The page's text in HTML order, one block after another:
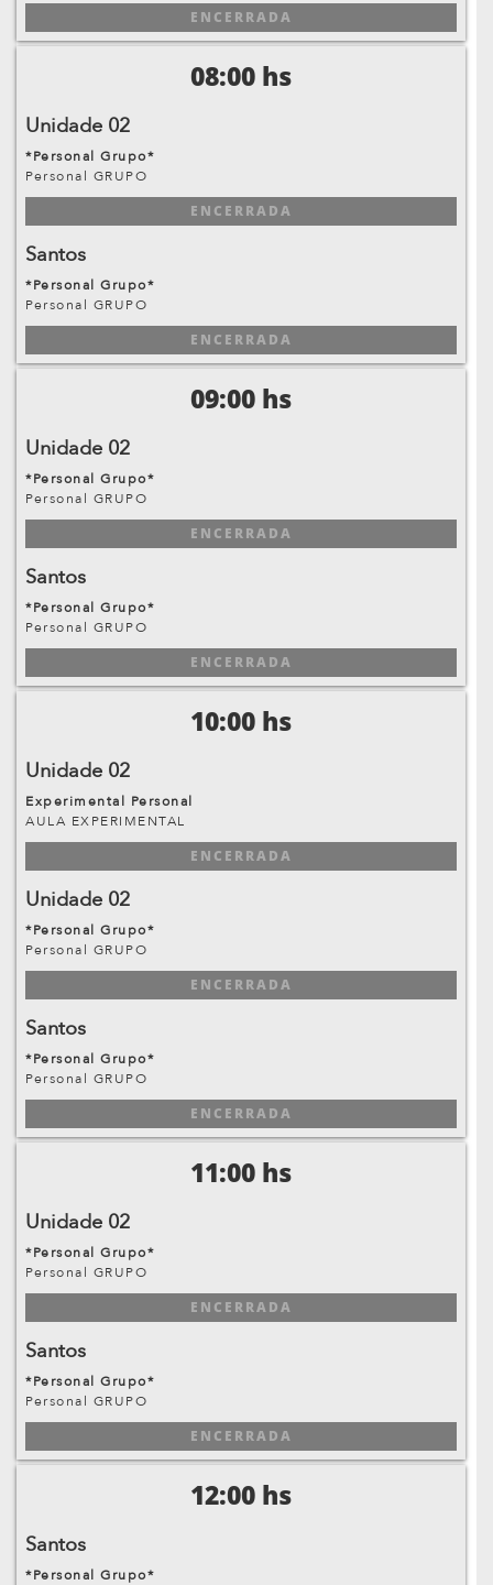
ENCERRADA
08:00 hs
Unidade 02
*Personal Grupo*
Personal GRUPO
ENCERRADA
Santos
*Personal Grupo*
Personal GRUPO
ENCERRADA
09:00 hs
Unidade 02
*Personal Grupo*
Personal GRUPO
ENCERRADA
Santos
*Personal Grupo*
Personal GRUPO
ENCERRADA
10:00 hs
Unidade 02
Experimental Personal
AULA EXPERIMENTAL
ENCERRADA
Unidade 02
*Personal Grupo*
Personal GRUPO
ENCERRADA
Santos
*Personal Grupo*
Personal GRUPO
ENCERRADA
11:00 hs
Unidade 02
*Personal Grupo*
Personal GRUPO
ENCERRADA
Santos
*Personal Grupo*
Personal GRUPO
ENCERRADA
12:00 hs
Santos
*Personal Grupo*